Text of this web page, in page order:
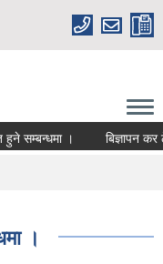
सम्बन्धमा । बिज्ञापन
।